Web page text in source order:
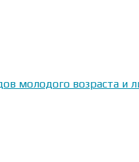
молодого возраста